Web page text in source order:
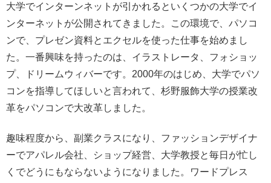
大学でインターンネットが引かれるといくつかの大学でイ
ンターネットが公開されてきました。この環境で、パソコ
ンで、プレゼン資料とエクセルを使った仕事を始めまし
た。一番興味を持ったのは、イラストレータ、フォショッ
プ、ドリームウィバーです。2000年のはじめ、大学でパソ
コンを指導してほしいと言われて、杉野服飾大学の授業改
革をパソコンで大改革しました。
趣味程度から、副業クラスになり、ファッションデザイナ
ーでアパレル会社、ショップ経営、大学教授と毎日が忙し
くでどうにもならないようになりました。ワードプレス